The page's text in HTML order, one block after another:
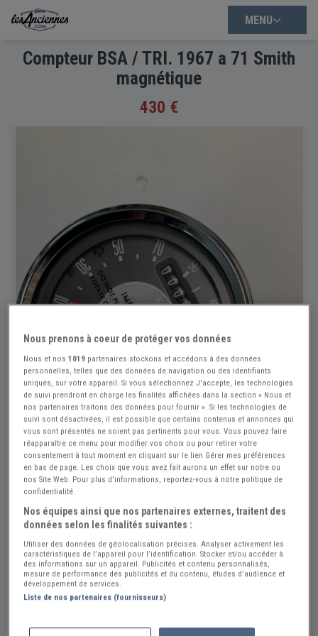
MENU
Compteur BSA / TRI. 1967 a 71 Smith
magnétique
430 €
Réf : A474436 Actualisée le : 29/07/2026
Nous prenons à coeur de protéger vos données
Nous et nos1019 partenaires stockons et accédons à des données
personnelles, telles que des données de navigation ou des identifiants
uniques, sur votre appareil. Si vous sélectionnez J'accepte, les technologies
de suivi prendront en charge les finalités affichées dans la section « Nous et
nos partenaires traitons des données pour fournir ». Si les technologies de
suivi sont désactivées, il est possible que certains contenus et annonces qui
vous sont présentés ne soient pas pertinents pour vous. Vous pouvez faire
réapparaître ce menu pour modifier vos choix ou pour retirer votre
consentement à tout moment en cliquant sur le lien Gérer mes préférences
en bas de page. Les choix que vous avez fait aurons un effet sur notre ou
nos Site Web. Pour plus d’informations, reportez-vous à notre politique de
confidentialité.
Nos équipes ainsi que nos partenaires externes, traitent des
données selon les finalités suivantes :
Utiliser des données de géolocalisation précises. Analyser activement les
caractéristiques de l’appareil pour l’identification. Stocker et/ou accéder à
des informations sur un appareil. Publicités et contenu personnalisés,
mesure de performance des publicités et du contenu, études d’audience et
développement de services.
Liste de nos partenaires (fournisseurs)